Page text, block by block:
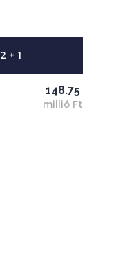
2 + 1
148.75
millió Ft